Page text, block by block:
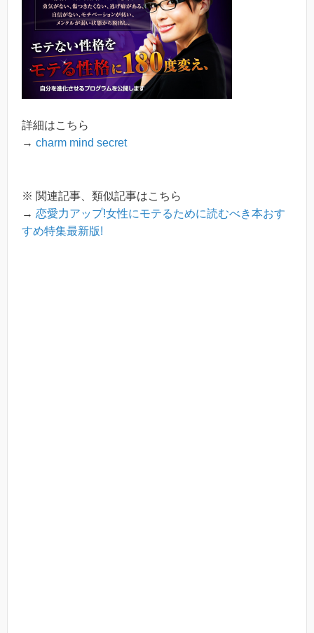
詳細はこちら
→ charm mind secret
※ 関連記事、類似記事はこちら
→ 恋愛力アップ!女性にモテるために読むべき本おす
すめ特集最新版!